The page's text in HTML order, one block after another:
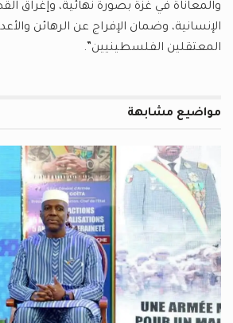
والمعاناة في غزة بصورة نهائية، وإغراق
الإنسانية، وضمان الإفراج عن الرهائن
المعتقلين الفلسطينيين”.
مواضيع مشابهة